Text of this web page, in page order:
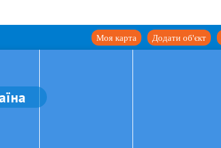
Додати об'єкт
Моя карта